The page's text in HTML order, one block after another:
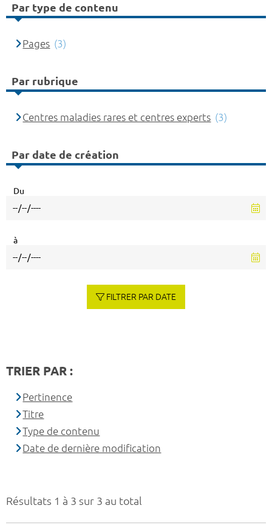
Résultats 1 à 3 sur 3 au total
Par type de contenu
Pages (3)
Par rubrique
Centres maladies rares et centres experts (3)
Par date de création
Du
à
FILTRER PAR DATE
TRIER PAR :
Pertinence
Titre
Type de contenu
Date de dernière modification